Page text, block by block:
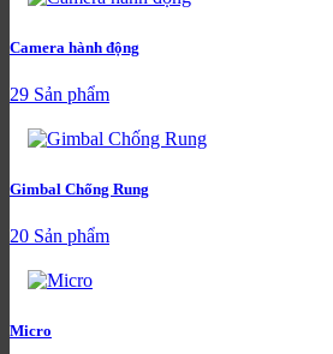
Camera hành động
29 Sản phẩm
Gimbal Chống Rung
20 Sản phẩm
Micro